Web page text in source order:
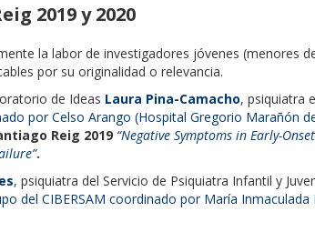
2019 y 2020
la labor de investigadores jóvenes (menores
por su originalidad o relevancia.
de Ideas Laura Pina-Camacho, psiquiatra
por Celso Arango (Hospital Gregorio Marañón
Reig 2019 “Negative Symptoms in Early-
.
, psiquiatra del Servicio de Psiquiatra Infantil y
del CIBERSAM coordinado por María Inmaculada